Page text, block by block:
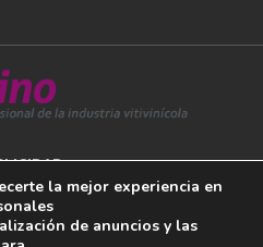
la mejor experiencia en
de anuncios y las